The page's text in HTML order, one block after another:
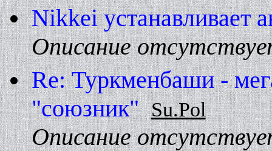
Nikkei устанавливает
Описание
Re: Туркменбаши -
"союзник" Su.Pol
Описание